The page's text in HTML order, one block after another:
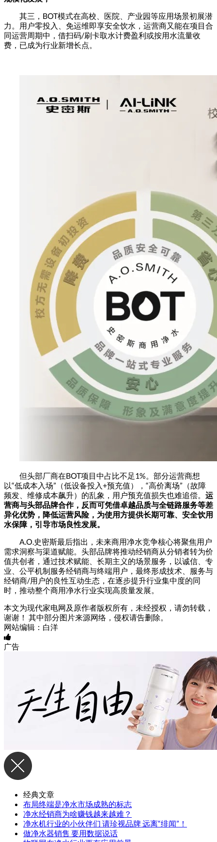
其三，BOT模式在高校、医院、产业园等应用场景初展潜
力。用户零投入、免运维即享安全饮水，运营商又能在项目合
同运营周期中，借扫码/刷卡取水计费盈利或按用水流量收
费，已成为行业新增长点。
但头部厂商在BOT项目中占比不足1%。部分运营商想
以“低成本入场”（低设备投入+预充值），“高价离场”（故障
频发、维修成本飙升）的乱象，用户预充值损失也难追偿。 运
营商与头部品牌合作，反而可凭借卓越品质与全链路服务等差
异化优势，降低运营风险，为使用方提供长期可靠、安全饮用
水保障，引导市场良性发展。
A.O.史密斯最后指出，未来商用净水竞争核心将聚焦用户
需求洞察与渠道赋能。头部品牌将推动经销商从分销者转为价
值共创者，通过技术赋能、长期主义的场景服务，以诚信、专
业、公平机制服务经销商与终端用户，最终形成技术、服务与
经销商/用户的良性互动生态，在逐步提升行业集中度的同
时，推动整个商用净水行业实现高质量发展。
本文为现代家电网及原作者版权所有，未经授权，请勿转载，
谢谢！ 其中部分图片来源网络，侵权请告删除。
网站编辑：白洋
广告
经典文章
布局终端是净水市场成熟的标志
净水经销商为啥赚钱越来越难？
净水机行业的小伙伴们 请珍视品牌 远离“绯闻”！
做净水器销售 要用数据说话